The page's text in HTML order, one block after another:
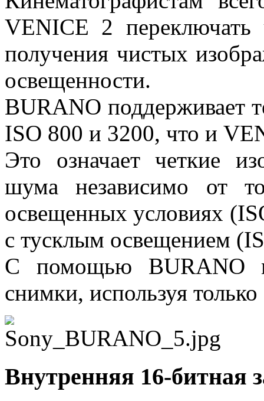
VENICE 2 переключать
получения чистых
освещенности.
BURANO поддерживает
ISO 800 и 3200, что и
Это означает четкие
шума независимо от
освещенных условиях
с тусклым освещением
С помощью BURANO
снимки, используя только
Внутренняя 16-битная